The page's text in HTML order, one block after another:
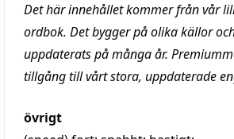
Det här innehållet kommer från vår
ordbok. Det bygger på olika källor
uppdaterats på många år.
tillgång till vårt stora, uppdaterade
övrigt